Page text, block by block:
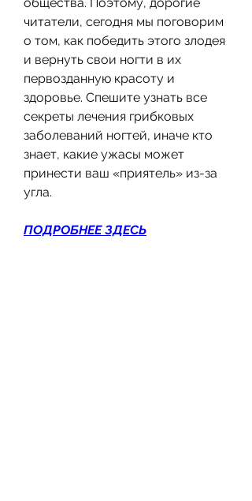
читатели, сегодня мы поговорим
о том, как победить этого злодея
и вернуть свои ногти в их
первозданную красоту и
здоровье. Спешите узнать все
секреты лечения грибковых
заболеваний ногтей, иначе кто
знает, какие ужасы может
принести ваш «приятель» из-за
угла.
ПОДРОБНЕЕ ЗДЕСЬ